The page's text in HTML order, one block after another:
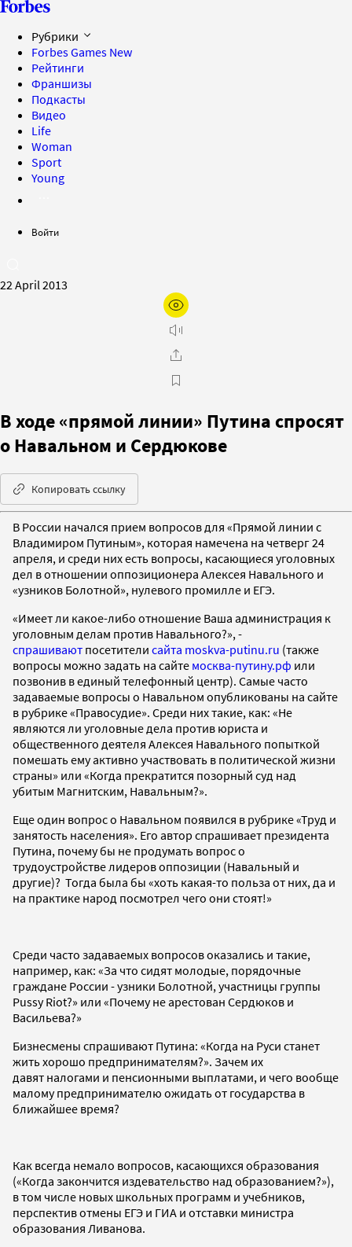
Рубрики
Forbes Games New
Рейтинги
Франшизы
Подкасты
Видео
Life
Woman
Sport
Young
Войти
22 April 2013
В ходе «прямой линии» Путина спросят
о Навальном и Сердюкове
Копировать ссылку
В России начался прием вопросов для «Прямой линии с
Владимиром Путиным», которая намечена на четверг 24
апреля, и среди них есть вопросы, касающиеся уголовных
дел в отношении оппозиционера Алексея Навального и
«узников Болотной», нулевого промилле и ЕГЭ.
«Имеет ли какое-либо отношение Ваша администрация к
уголовным делам против Навального?», -
спрашивают посетители сайта moskva-putinu.ru (также
вопросы можно задать на сайте москва-путину.рф или
позвонив в единый телефонный центр). Самые часто
задаваемые вопросы о Навальном опубликованы на сайте
в рубрике «Правосудие». Среди них такие, как: «Не
являются ли уголовные дела против юриста и
общественного деятеля Алексея Навального попыткой
помешать ему активно участвовать в политической жизни
страны» или «Когда прекратится позорный суд над
убитым Магнитским, Навальным?».
Еще один вопрос о Навальном появился в рубрике «Труд и
занятость населения». Его автор спрашивает президента
Путина, почему бы не продумать вопрос о
трудоустройстве лидеров оппозиции (Навальный и
другие)? Тогда была бы «хоть какая-то польза от них, да и
на практике народ посмотрел чего они стоят!»
Среди часто задаваемых вопросов оказались и такие,
например, как: «За что сидят молодые, порядочные
граждане России - узники Болотной, участницы группы
Pussy Riot?» или «Почему не арестован Сердюков и
Васильева?»
Бизнесмены спрашивают Путина: «Когда на Руси станет
жить хорошо предпринимателям?». Зачем их
давят налогами и пенсионными выплатами, и чего вообще
малому предпринимателю ожидать от государства в
ближайшее время?
Как всегда немало вопросов, касающихся образования
(«Когда закончится издевательство над образованием?»),
в том числе новых школьных программ и учебников,
перспектив отмены ЕГЭ и ГИА и отставки министра
образования Ливанова.